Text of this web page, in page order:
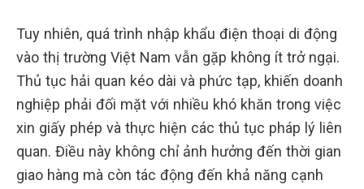
Tuy nhiên, quá trình nhập khẩu điện thoại di động
vào thị trường Việt Nam vẫn gặp không ít trở ngại.
Thủ tục hải quan kéo dài và phức tạp, khiến doanh
nghiệp phải đối mặt với nhiều khó khăn trong việc
xin giấy phép và thực hiện các thủ tục pháp lý liên
quan. Điều này không chỉ ảnh hưởng đến thời gian
giao hàng mà còn tác động đến khả năng cạnh